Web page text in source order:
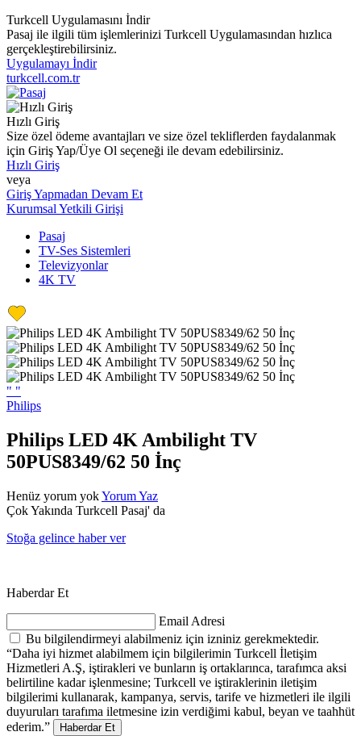
Turkcell Uygulamasını İndir
Pasaj ile ilgili tüm işlemlerinizi Turkcell Uygulamasından hızlıca
gerçekleştirebilirsiniz.
Uygulamayı İndir
turkcell.com.tr
Hızlı Giriş
Size özel ödeme avantajları ve size özel tekliflerden faydalanmak
için Giriş Yap/Üye Ol seçeneği ile devam edebilirsiniz.
Hızlı Giriş
veya
Giriş Yapmadan Devam Et
Kurumsal Yetkili Girişi
Pasaj
TV-Ses Sistemleri
Televizyonlar
4K TV
" "
Philips
Philips LED 4K Ambilight TV
50PUS8349/62 50 İnç
Henüz yorum yokYorum Yaz
Çok Yakında Turkcell Pasaj' da
Stoğa gelince haber ver
Haberdar Et
Email Adresi
Bu bilgilendirmeyi alabilmeniz için izniniz gerekmektedir.
“Daha iyi hizmet alabilmem için bilgilerimin Turkcell İletişim
Hizmetleri A.Ş, iştirakleri ve bunların iş ortaklarınca, tarafımca aksi
belirtiline kadar işlenmesine; Turkcell ve iştiraklerinin iletişim
bilgilerimi kullanarak, kampanya, servis, tarife ve hizmetleri ile ilgili
duyuruları tarafıma iletmesine izin verdiğimi kabul, beyan ve taahhüt
ederim.”
Haberdar Et